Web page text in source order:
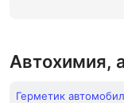
Автохимия,
Герметик